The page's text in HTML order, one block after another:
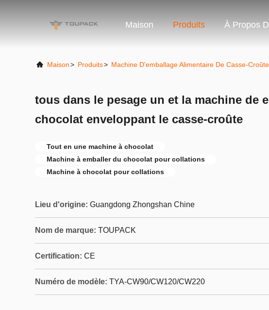
Maison Produits À Propos
Maison> Produits> Machine D'emballage Alimentaire De Casse-Croûte
tous dans le pesage un et la machine de
chocolat enveloppant le casse-croûte
Tout en une machine à chocolat
Machine à emballer du chocolat pour collations
Machine à chocolat pour collations
Lieu d'origine: Guangdong Zhongshan Chine
Nom de marque: TOUPACK
Certification: CE
Numéro de modèle: TYA-CW90/CW120/CW220